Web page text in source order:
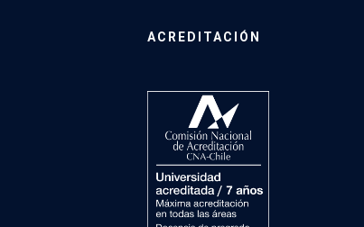
ACREDITACIÓN